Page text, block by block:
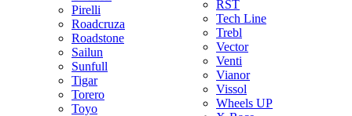
Pirelli
Roadcruza
Roadstone
Sailun
Sunfull
Tigar
Torero
Toyo
RST
Tech Line
Trebl
Vector
Venti
Vianor
Vissol
Wheels UP